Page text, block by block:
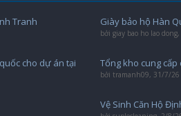
Tranh Giày bảo hộ Hàn
bởi giay bao ho lao dong,
cho dự án tại
Tổng kho cung
bởi tramanh09, 31/7/26
Vệ Sinh Căn Hộ